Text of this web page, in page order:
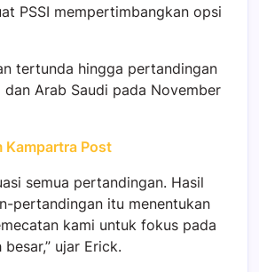
PSSI mempertimbangkan opsi
tertunda hingga pertandingan
dan Arab Saudi pada November
Kampartra Post
semua pertandingan. Hasil
pertandingan itu menentukan
kami untuk fokus pada
ujar Erick.